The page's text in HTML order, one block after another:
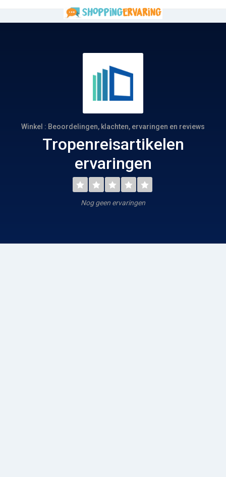
Winkel : Beoordelingen, klachten, ervaringen en reviews
Tropenreisartikelen
ervaringen
Nog geen ervaringen